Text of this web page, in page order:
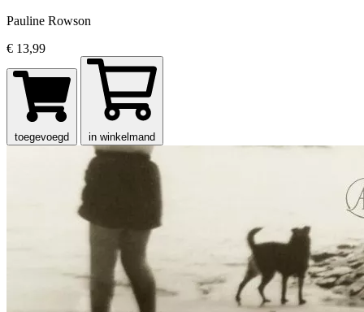
Pauline Rowson
€ 13,99
toegevoegd in winkelmand